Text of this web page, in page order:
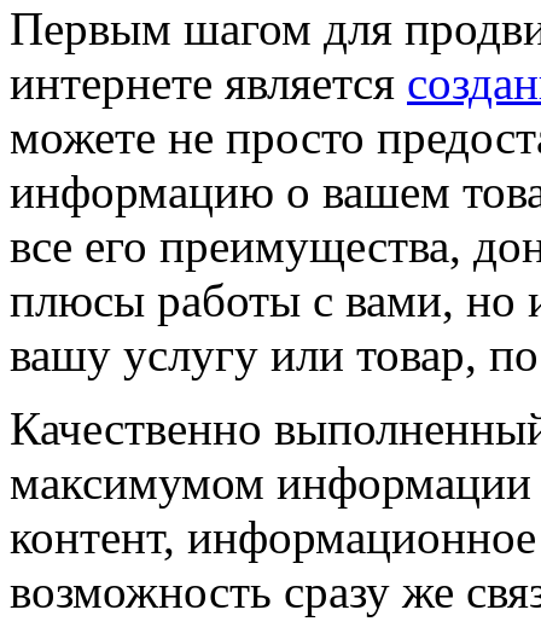
Первым шагом для
интернете является
можете не просто
информацию о вашем
все его преимущества,
плюсы работы с вами, но
вашу услугу или товар,
Качественно
максимумом информации
контент,
возможность сразу же